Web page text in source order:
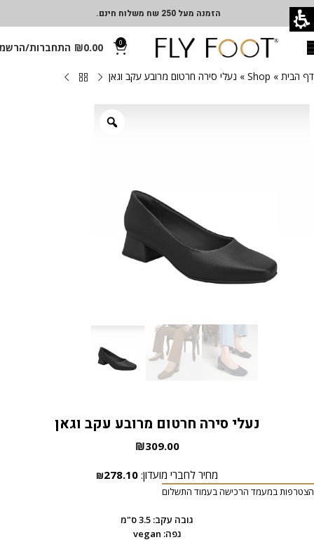
הזמנה מעל 250 שח משלוח חינם.
0
₪0.00 התחברות/
דף הבית »
Shop
» נעלי סירה חרטום מרובע עקב וגאן
נעלי סירה חרטום מרובע עקב וגאן
₪309.00
מחיר לחברי מועדון: ₪278.10
הצטרפות במעמד הרכישה בעמוד התשלום
גובה עקב: 3.5 ס"מ
גפה: vegan